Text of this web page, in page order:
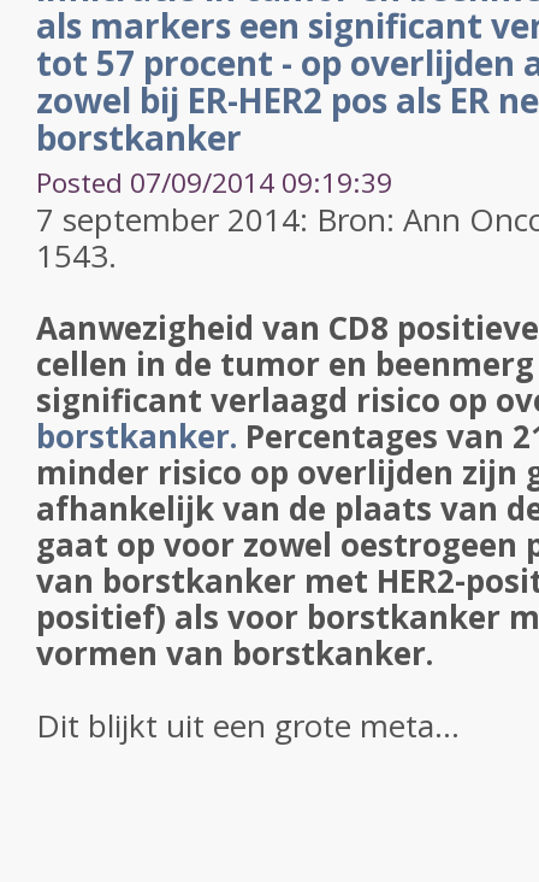
als markers een significant
tot 57 procent - op overlijden
zowel bij ER-HER2 pos als ER
borstkanker
Posted 07/09/2014 09:19:39
7 september 2014: Bron: Ann
1543.
Aanwezigheid van CD8
cellen in de tumor en
significant verlaagd risico op
borstkanker. Percentages van
minder risico op overlijden zijn
afhankelijk van de plaats van
gaat op voor zowel oestrogeen
van borstkanker met HER2-
positief) als voor borstkanker
vormen van borstkanker.
Dit blijkt uit een grote meta...